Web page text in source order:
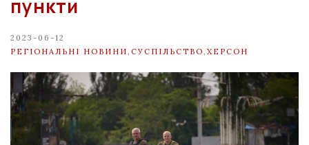
пункти
2023-06-12
РЕГІОНАЛЬНІ НОВИНИ СУСПІЛЬСТВО ХЕРСОН